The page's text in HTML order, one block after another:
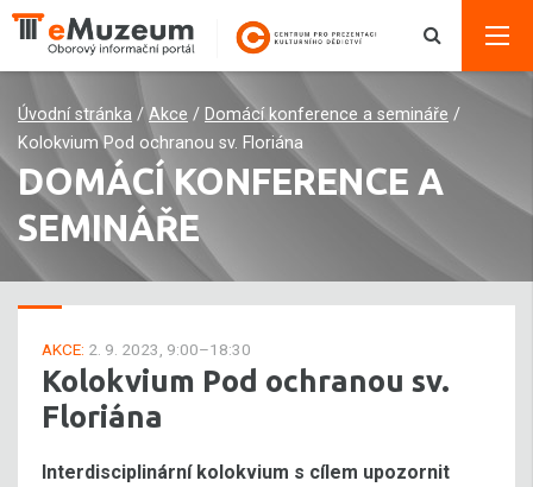
Úvodní stránka / Akce / Domácí konference a semináře /
Kolokvium Pod ochranou sv. Floriána
DOMÁCÍ KONFERENCE A
SEMINÁŘE
AKCE: 2. 9. 2023, 9:00–18:30
Kolokvium Pod ochranou sv.
Floriána
Interdisciplinární kolokvium s cílem upozornit